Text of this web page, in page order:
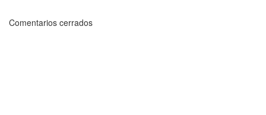
Comentarios cerrados